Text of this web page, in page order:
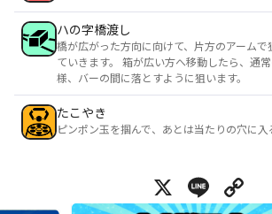
ハの字橋渡し
橋が広がった方向に向けて、片方のアームで
ていきます。 箱が広い方へ移動したら、通
様、バーの間に落とすように狙います。
たこやき
ピンポン玉を掴んで、あとは当たりの穴に入
X Line